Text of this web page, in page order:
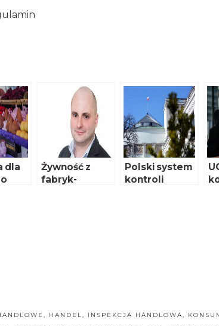
dla
Żywność z
fabryk-
Polski system
kontroli
, HANDEL, INSPEKCJA HANDLOWA,